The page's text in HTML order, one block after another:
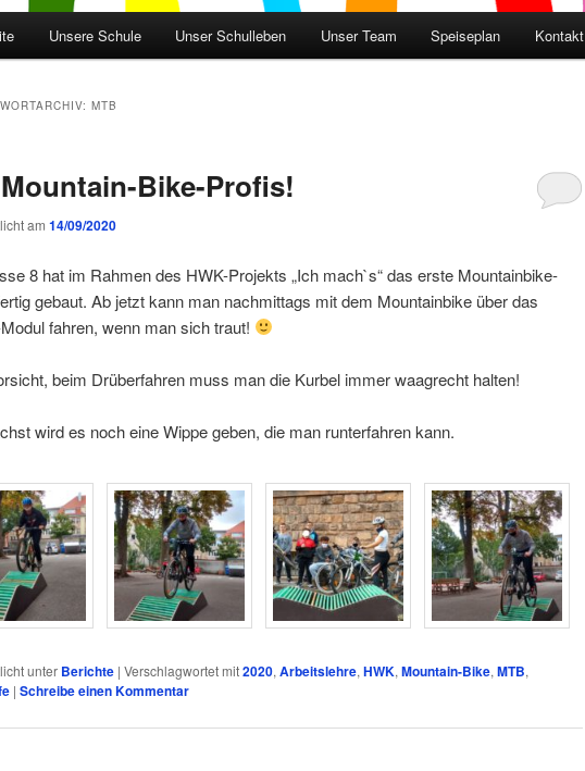
Unsere Schule Unser Schulleben Unser Team Speiseplan Kontakt
MTB
Bike-Profis!
am 14/09/2020
8 hat im Rahmen des HWK-Projekts „Ich mach`s“ das erste Mountainbike-
gebaut. Ab jetzt kann man nachmittags mit dem Mountainbike über das
fahren, wenn man sich traut!
beim Drüberfahren muss man die Kurbel immer waagrecht halten!
wird es noch eine Wippe geben, die man runterfahren kann.
unter Berichte | Verschlagwortet mit2020, Arbeitslehre, HWK, Mountain-Bike, MTB,
| Schreibe einen Kommentar